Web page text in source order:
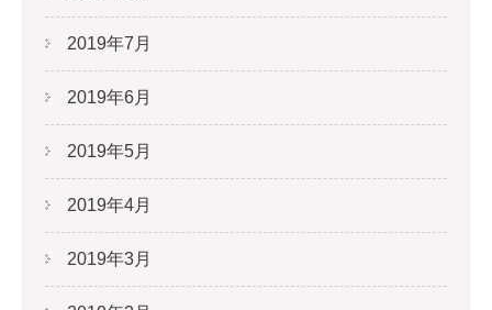
2019年7月
2019年6月
2019年5月
2019年4月
2019年3月